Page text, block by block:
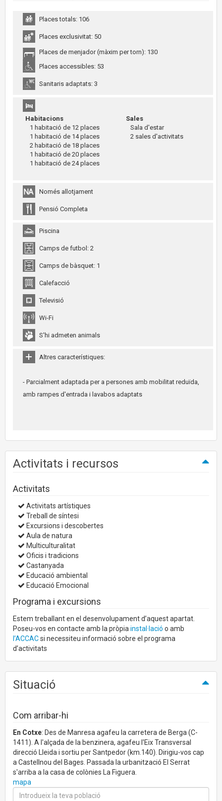
Places totals: 106
Places exclusivitat: 50
Places de menjador (màxim per torn): 130
Places accessibles: 53
Sanitaris adaptats: 3
Habitacions
1 habitació de 12 places
1 habitació de 14 places
2 habitació de 18 places
1 habitació de 20 places
1 habitació de 24 places
Sales
Sala d'estar
2 sales d'activitats
Només allotjament
Pensió Completa
Piscina
Camps de futbol: 2
Camps de bàsquet: 1
Calefacció
Televisió
Wi-Fi
S'hi admeten animals
Altres característiques:
- Parcialment adaptada per a persones amb mobilitat reduïda,
amb rampes d'entrada i lavabos adaptats
Activitats i recursos
Activitats
Activitats artístiques
Treball de síntesi
Excursions i descobertes
Aula de natura
Multiculturalitat
Oficis i tradicions
Castanyada
Educació ambiental
Educació Emocional
Programa i excursions
Estem treballant en el desenvolupament d’aquest apartat.
Poseu-vos en contacte amb la pròpiainstal·lació o amb
l’ACCACsi necessiteu informació sobre el programa
d’activitats
Situació
Com arribar-hi
En Cotxe: Des de Manresa agafeu la carretera de Berga (C-
1411). A l'alçada de la benzinera, agafeu l'Eix Transversal
direcció Lleida i sortiu per Santpedor (km.140). Dirigiu-vos cap
a Castellnou del Bages. Passada la urbanització El Serrat
s'arriba a la casa de colònies La Figuera.
mapa